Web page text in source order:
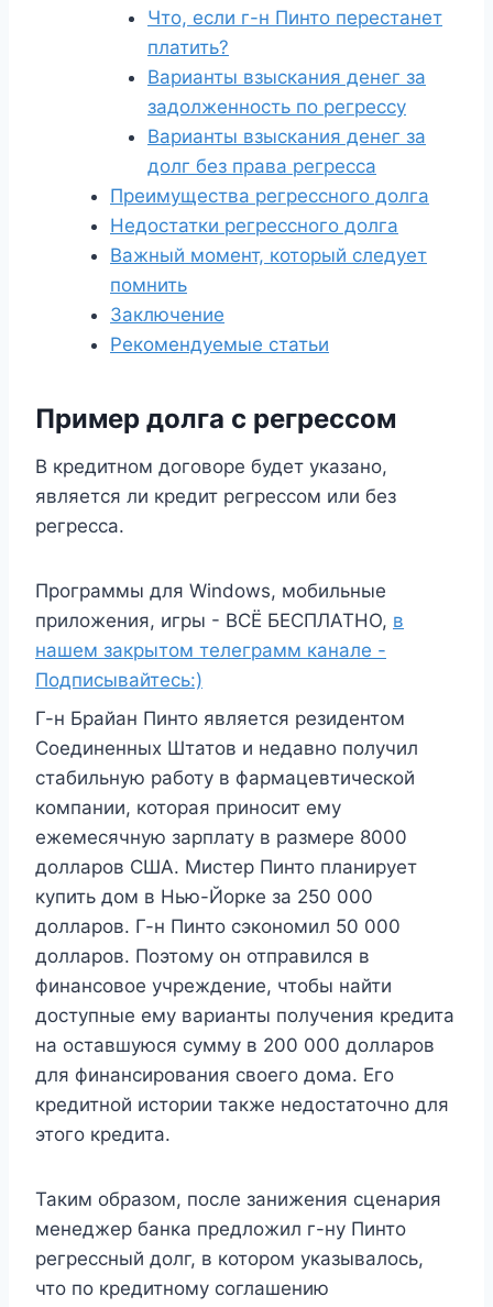
Что, если г-н Пинто перестанет
платить?
Варианты взыскания денег за
задолженность по регрессу
Варианты взыскания денег за
долг без права регресса
Преимущества регрессного долга
Недостатки регрессного долга
Важный момент, который следует
помнить
Заключение
Рекомендуемые статьи
Пример долга с регрессом
В кредитном договоре будет указано,
является ли кредит регрессом или без
регресса.
Программы для Windows, мобильные
приложения, игры - ВСЁ БЕСПЛАТНО, в
нашем закрытом телеграмм канале -
Подписывайтесь:)
Г-н Брайан Пинто является резидентом
Соединенных Штатов и недавно получил
стабильную работу в фармацевтической
компании, которая приносит ему
ежемесячную зарплату в размере 8000
долларов США. Мистер Пинто планирует
купить дом в Нью-Йорке за 250 000
долларов. Г-н Пинто сэкономил 50 000
долларов. Поэтому он отправился в
финансовое учреждение, чтобы найти
доступные ему варианты получения кредита
на оставшуюся сумму в 200 000 долларов
для финансирования своего дома. Его
кредитной истории также недостаточно для
этого кредита.
Таким образом, после занижения сценария
менеджер банка предложил г-ну Пинто
регрессный долг, в котором указывалось,
что по кредитному соглашению